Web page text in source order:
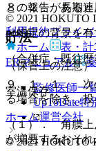
との報告がある）
貯法
（保管上の注意）
室温保存。
ホーム
８．２． 長期連
（特定の背景を
（合併症・既往
９．１．１． 次
る場合を除き、投
（１）． 角膜上
が増悪するおそ
© 2021 HOKUTO
利用規約プライ
ホーム
表・計
ERマニュアル
監修医師一
UpToDate特
運営会社
© 2021 HOKUTO